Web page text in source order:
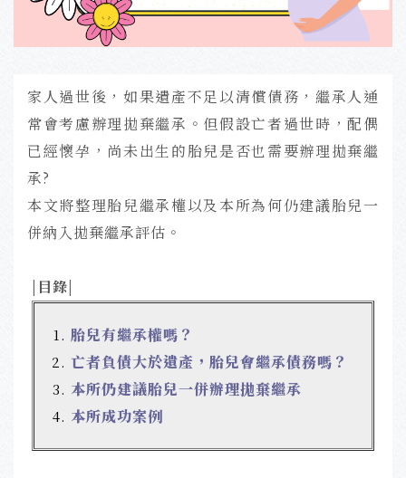
家人過世後，如果遺產不足以清償債務，繼承人通
常會考慮辦理拋棄繼承。 但假設亡者過世時，配偶
已經懷孕，尚未出生的胎兒是否也需要辦理拋棄繼
承?
本文將整理胎兒繼承權以及本所為何仍建議胎兒一
併納入拋棄繼承評估。
|目錄|
胎兒有繼承權嗎？
亡者負債大於遺產，胎兒會繼承債務嗎？
本所仍建議胎兒一併辦理拋棄繼承
本所成功案例